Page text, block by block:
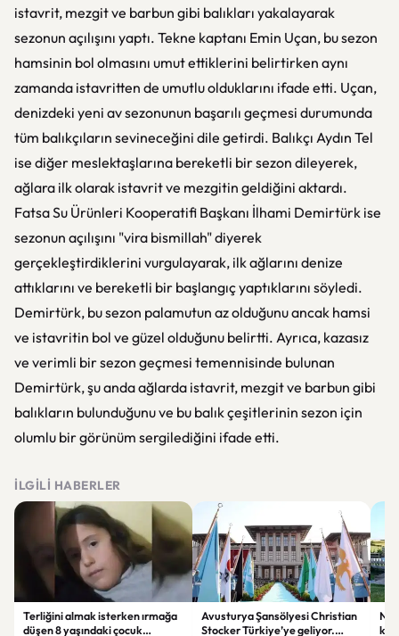
istavrit, mezgit ve barbun gibi balıkları yakalayarak
sezonun açılışını yaptı. Tekne kaptanı Emin Uçan, bu sezon
hamsinin bol olmasını umut ettiklerini belirtirken aynı
zamanda istavritten de umutlu olduklarını ifade etti. Uçan,
denizdeki yeni av sezonunun başarılı geçmesi durumunda
tüm balıkçıların sevineceğini dile getirdi. Balıkçı Aydın Tel
ise diğer meslektaşlarına bereketli bir sezon dileyerek,
ağlara ilk olarak istavrit ve mezgitin geldiğini aktardı.
Fatsa Su Ürünleri Kooperatifi Başkanı İlhami Demirtürk ise
sezonun açılışını "vira bismillah" diyerek
gerçekleştirdiklerini vurgulayarak, ilk ağlarını denize
attıklarını ve bereketli bir başlangıç yaptıklarını söyledi.
Demirtürk, bu sezon palamutun az olduğunu ancak hamsi
ve istavritin bol ve güzel olduğunu belirtti. Ayrıca, kazasız
ve verimli bir sezon geçmesi temennisinde bulunan
Demirtürk, şu anda ağlarda istavrit, mezgit ve barbun gibi
balıkların bulunduğunu ve bu balık çeşitlerinin sezon için
olumlu bir görünüm sergilediğini ifade etti.
İLGILI HABERLER
Terliğini almak isterken ırmağa
düşen 8 yaşındaki çocuk
Avusturya Şansölyesi Christian
Stocker Türkiye’ye geliyor.